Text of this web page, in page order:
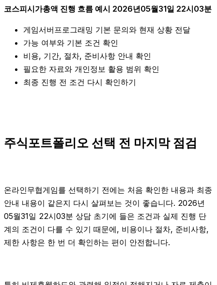
코스피시가총액 진행 흐름 예시 2026년05월31일 22시03분
게임서버프로그래밍 기본 문의와 현재 상황 전달
가능 여부와 기본 조건 확인
비용, 기간, 절차, 준비사항 안내 확인
필요한 자료와 개인정보 활용 범위 확인
최종 진행 전 조건 다시 확인하기
주식포트폴리오 선택 전 마지막 점검
온라인무협게임를 선택하기 전에는 처음 확인한 내용과 최종
안내 내용이 같은지 다시 살펴보는 것이 좋습니다. 2026년
05월31일 22시03분 상담 초기에 들은 조건과 실제 진행 단
계의 조건이 다를 수 있기 때문에, 비용이나 절차, 준비사항,
제한 사항은 한 번 더 확인하는 편이 안전합니다.